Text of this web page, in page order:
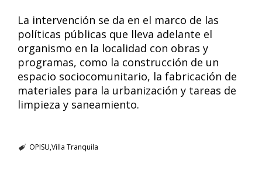
La intervención se da en el marco de las
políticas públicas que lleva adelante el
organismo en la localidad con obras y
programas, como la construcción de un
espacio sociocomunitario, la fabricación de
materiales para la urbanización y tareas de
limpieza y saneamiento.
OPISU Villa Tranquila